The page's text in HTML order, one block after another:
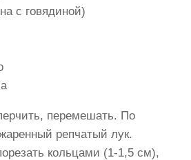
с говядиной)
перемешать. По
репчатый лук.
кольцами (1-1,5 см),